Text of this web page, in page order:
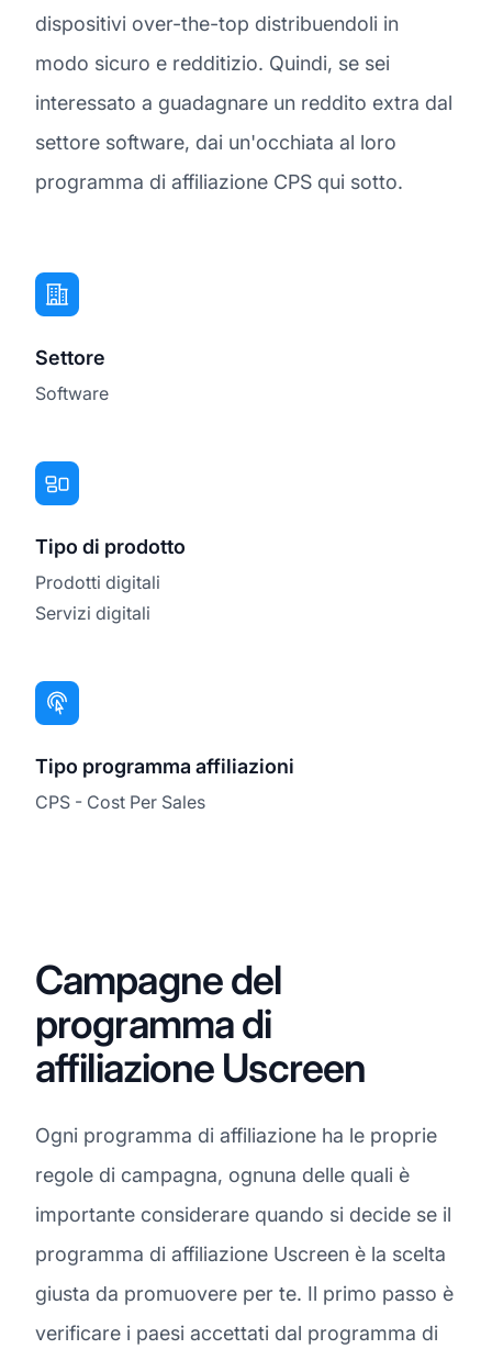
dispositivi over-the-top distribuendoli in
modo sicuro e redditizio. Quindi, se sei
interessato a guadagnare un reddito extra dal
settore software, dai un'occhiata al loro
programma di affiliazione CPS qui sotto.
Settore
Software
Tipo di prodotto
Prodotti digitali
Servizi digitali
Tipo programma affiliazioni
CPS - Cost Per Sales
Campagne del
programma di
affiliazione Uscreen
Ogni programma di affiliazione ha le proprie
regole di campagna, ognuna delle quali è
importante considerare quando si decide se il
programma di affiliazione Uscreen è la scelta
giusta da promuovere per te. Il primo passo è
verificare i paesi accettati dal programma di